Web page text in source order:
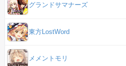
グランドサマナーズ
東方LostWord
メメントモリ